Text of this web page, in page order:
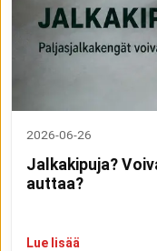
2026-06-26
Jalkakipuja?
auttaa?
Lue lisää